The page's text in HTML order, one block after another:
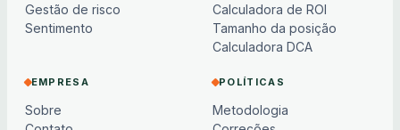
Gestão de risco
Sentimento
Calculadora de ROI
Tamanho da posição
Calculadora DCA
EMPRESA
Sobre
POLÍTICAS
Metodologia